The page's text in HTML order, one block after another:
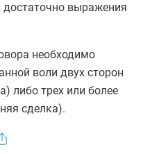
достаточно выражения
необходимо
воли двух сторон
либо трех или более
сделка).